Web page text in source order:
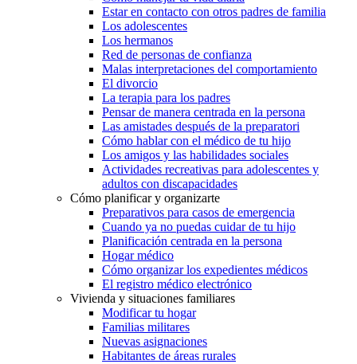
Estar en contacto con otros padres de familia
Los adolescentes
Los hermanos
Red de personas de confianza
Malas interpretaciones del comportamiento
El divorcio
La terapia para los padres
Pensar de manera centrada en la persona
Las amistades después de la preparatori
Cómo hablar con el médico de tu hijo
Los amigos y las habilidades sociales
Actividades recreativas para adolescentes y
adultos con discapacidades
Cómo planificar y organizarte
Preparativos para casos de emergencia
Cuando ya no puedas cuidar de tu hijo
Planificación centrada en la persona
Hogar médico
Cómo organizar los expedientes médicos
El registro médico electrónico
Vivienda y situaciones familiares
Modificar tu hogar
Familias militares
Nuevas asignaciones
Habitantes de áreas rurales